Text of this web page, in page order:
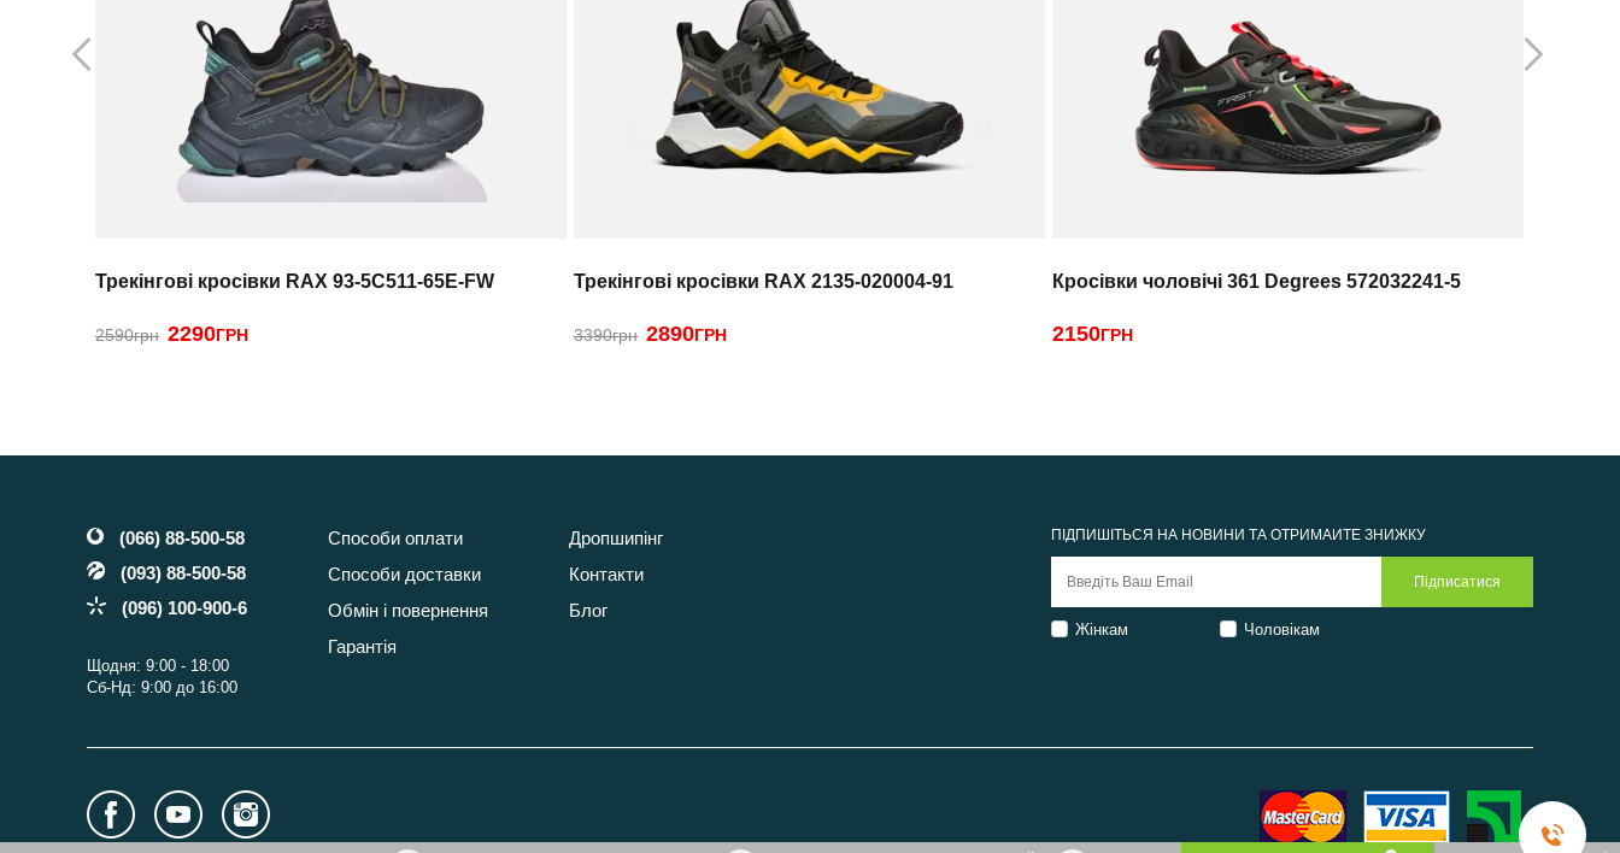
Трекінгові кросівки RAX 93-5C511-65E-FW
2590грн 2290ГРН
Трекінгові кросівки RAX 2135-020004-91
3390грн 2890ГРН
Кросівки чоловічі 361 Degrees 572032241-5
2150ГРН
(066) 88-500-58
(093) 88-500-58
(096) 100-900-6
Щодня: 9:00 - 18:00
Сб-Нд: 9:00 до 16:00
Способи оплати
Способи доставки
Обмін і повернення
Гарантія
Дропшипінг
Контакти
Блог
ПІДПИШІТЬСЯ НА НОВИНИ ТА ОТРИМАЙТЕ ЗНИЖКУ
Жінкам Чоловікам